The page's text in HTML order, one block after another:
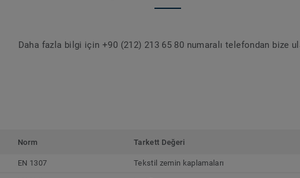
Daha fazla bilgi için +90 (212) 213 65 80 numaralı telefondan bize
Norm Tarkett Değeri
EN 1307 Tekstil zemin kaplamaları